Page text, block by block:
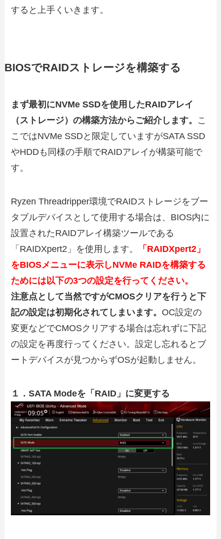
すると上手くいきます。
BIOSでRAIDストレージを構築する
まず最初にNVMe SSDを使用したRAIDアレイ
（ストレージ）の構築方法からご紹介します。 こ
こではNVMe SSDと限定していますがSATA SSD
やHDDも同様の手順でRAIDアレイが構築可能で
す。
Ryzen Threadripper環境でRAIDストレージをブー
タブルデバイスとして使用する場合は、BIOS内に
設置されたRAIDアレイ構築ツールである
「RAIDXpert2」を使用します。
「RAIDXpert2」
をBIOSメニューに表示しNVMe RAIDを構築する
ためには以下の3つの設定を行ってください。
注意点として当然ですがCMOSクリアを行うと下
記の設定は初期化されてしまいます。 OC設定の
変更などでCMOSクリアする場合は忘れずに下記
の設定を再度行ってください。設定し忘れるとブ
ートデバイスが見つからずOSが起動しません。
１．SATA Modeを「RAID」に変更する